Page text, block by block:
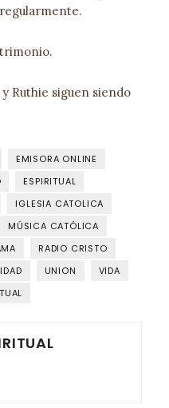
Ruthie siguen siendo
EMISORA ONLINE
ESPIRITUAL
IGLESIA CATOLICA
MÚSICA CATÓLICA
RADIO CRISTO
UNION
VIDA